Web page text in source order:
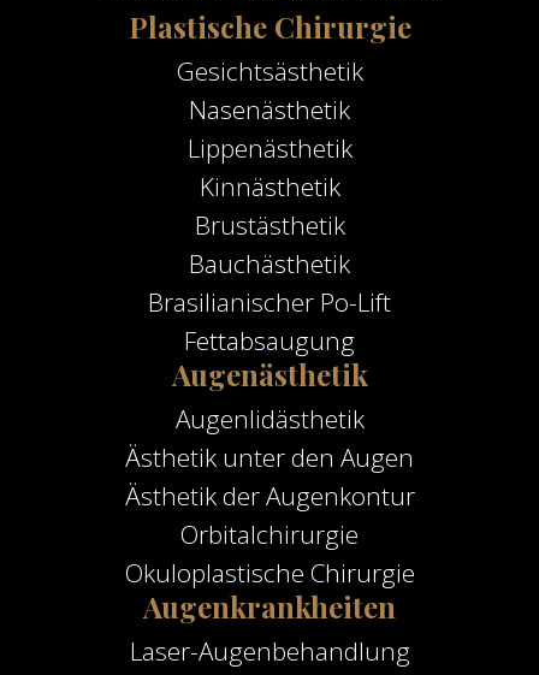
Plastische Chirurgie
Gesichtsästhetik
Nasenästhetik
Lippenästhetik
Kinnästhetik
Brustästhetik
Bauchästhetik
Brasilianischer Po-Lift
Fettabsaugung
Augenästhetik
Augenlidästhetik
Ästhetik unter den Augen
Ästhetik der Augenkontur
Orbitalchirurgie
Okuloplastische Chirurgie
Augenkrankheiten
Laser-Augenbehandlung